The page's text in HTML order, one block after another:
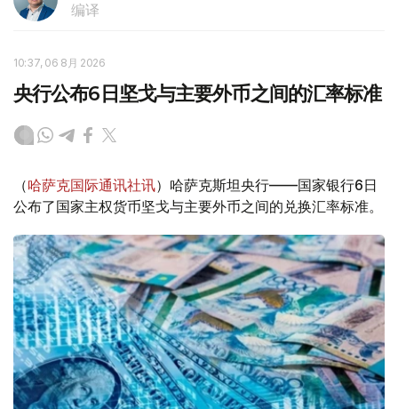
编译
10:37, 06 8月 2026
央行公布6日坚戈与主要外币之间的汇率标准
（哈萨克国际通讯社讯）哈萨克斯坦央行——国家银行6日
公布了国家主权货币坚戈与主要外币之间的兑换汇率标准。